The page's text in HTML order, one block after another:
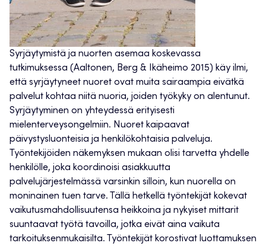
Syrjäytymistä ja nuorten asemaa koskevassa
tutkimuksessa (Aaltonen, Berg & Ikäheimo 2015) käy ilmi,
että syrjäytyneet nuoret ovat muita sairaampia eivätkä
palvelut kohtaa niitä nuoria, joiden työkyky on alentunut.
Syrjäytyminen on yhteydessä erityisesti
mielenterveysongelmiin. Nuoret kaipaavat
päivystysluonteisia ja henkilökohtaisia palveluja.
Työntekijöiden näkemyksen mukaan olisi tarvetta yhdelle
henkilölle, joka koordinoisi asiakkuutta
palvelujärjestelmässä varsinkin silloin, kun nuorella on
moninainen tuen tarve. Tällä hetkellä työntekijät kokevat
vaikutusmahdollisuutensa heikkoina ja nykyiset mittarit
suuntaavat työtä tavoilla, jotka eivät aina vaikuta
tarkoituksenmukaisilta. Työntekijät korostivat luottamuksen